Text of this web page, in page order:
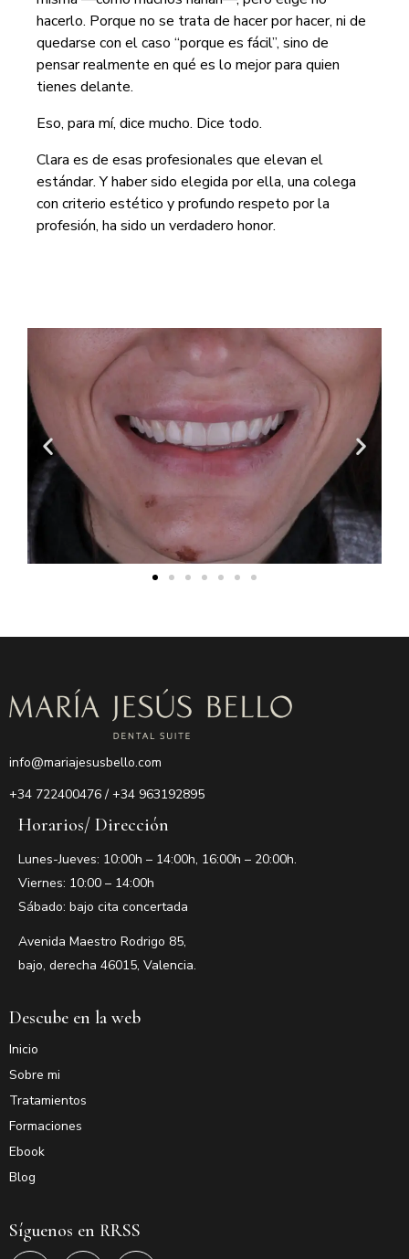
hacerlo. Porque no se trata de hacer por hacer, ni de
quedarse con el caso “porque es fácil”, sino de
pensar realmente en qué es lo mejor para quien
tienes delante.
Eso, para mí, dice mucho. Dice todo.
Clara es de esas profesionales que elevan el
estándar. Y haber sido elegida por ella, una colega
con criterio estético y profundo respeto por la
profesión, ha sido un verdadero honor.
info@mariajesusbello.com
+34 722400476 / +34 963192895
Horarios/ Dirección
Lunes-Jueves: 10:00h – 14:00h, 16:00h – 20:00h.
Viernes: 10:00 – 14:00h
Sábado: bajo cita concertada
Avenida Maestro Rodrigo 85,
bajo, derecha 46015, Valencia.
Descube en la web
Inicio
Sobre mi
Tratamientos
Formaciones
Ebook
Blog
Síguenos en RRSS